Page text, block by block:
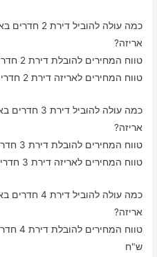
כמה עולה
אריזה?
טווח המחירים להובלת דירת 2 חדרים באביטל – בין 780-1230 ש"ח
טווח המחירים לאריזה דירת 2 חדרים באביטל – בין 590-1080 ש"ח
כמה עולה
אריזה?
טווח המחירים להובלת דירת 3 חדרים באביטל – בין 900-2150 ש"ח
טווח המחירים לאריזה דירת 3 חדרים באביטל – בין 1260-3480 ש"ח
כמה עולה
אריזה?
ש"ח